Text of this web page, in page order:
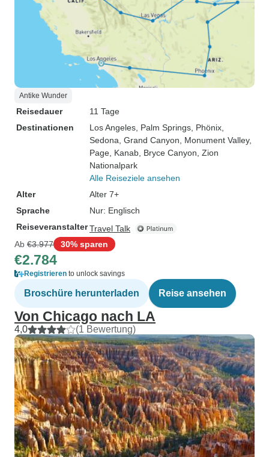
Antike Wunder
Reisedauer
11 Tage
Destinationen
Los Angeles , Palm Springs , Phönix
Sedona , Grand Canyon , Monument Valley,
Page , Kanab , Bryce Canyon , Zion
Nationalpark
Alle Reiseziele ansehen
Alter
Alter 7+
Sprache
Nur: Englisch
ReiseveranstalterTravel Talk
Ab €3.977 30% sparen
€2.784
Registrieren to unlock savings
Broschüre herunterladen Reise ansehen
Von Chicago nach LA
4,0 (1 Bewertung)